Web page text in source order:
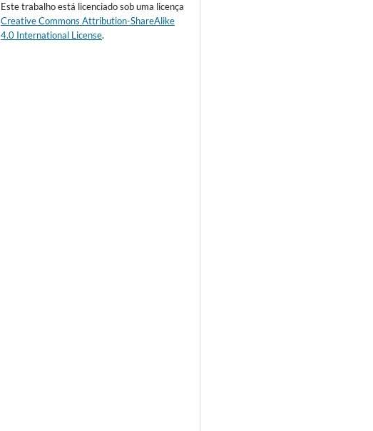
Este trabalho está licenciado sob uma licença
Creative Commons Attribution-ShareAlike
4.0 International License.